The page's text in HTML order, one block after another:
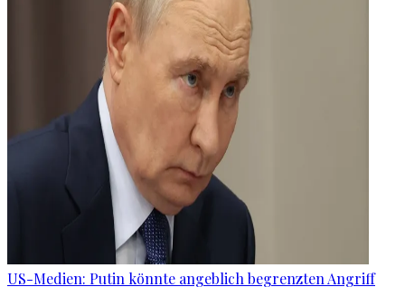
US-Medien: Putin könnte angeblich begrenzten Angriff